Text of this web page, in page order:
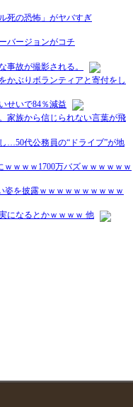
死の恐怖」がヤバすぎ
バージョンがコチ
事故が撮影される。
かぶりボランティアと寄付をし
せいで84％減益
家族から信じられない言葉が飛
…50代公務員の“ドライブ”が地
ｗｗｗｗ1700万バズｗｗｗｗｗｗ
姿を披露ｗｗｗｗｗｗｗｗｗｗ
になるとかｗｗｗｗ 他